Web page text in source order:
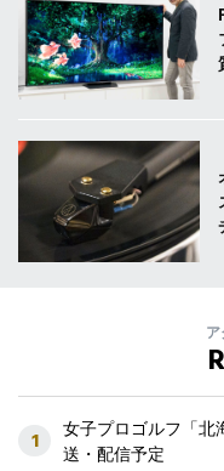
1
女子プロゴルフ「北
送・配信予定